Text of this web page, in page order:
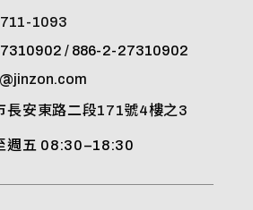
1093
/ 886-2-27310902
長安東路二段171號4樓之3
週五 08:30–18:30